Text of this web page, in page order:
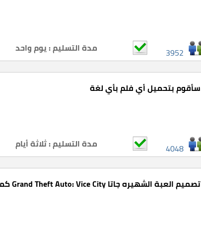
مدة التسليم : يوم واحد 3952
سأقوم بتحميل أي فلم بأي لغة
مدة التسليم : ثلاثة أيام 4048
تصميم العبة الشهيره جاتا Grand Theft Auto: Vice City كما تريد